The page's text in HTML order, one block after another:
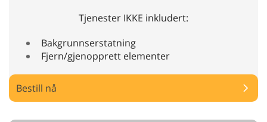
Tjenester IKKE inkludert:
Bakgrunnserstatning
Fjern/gjenopprett elementer
Bestill nå